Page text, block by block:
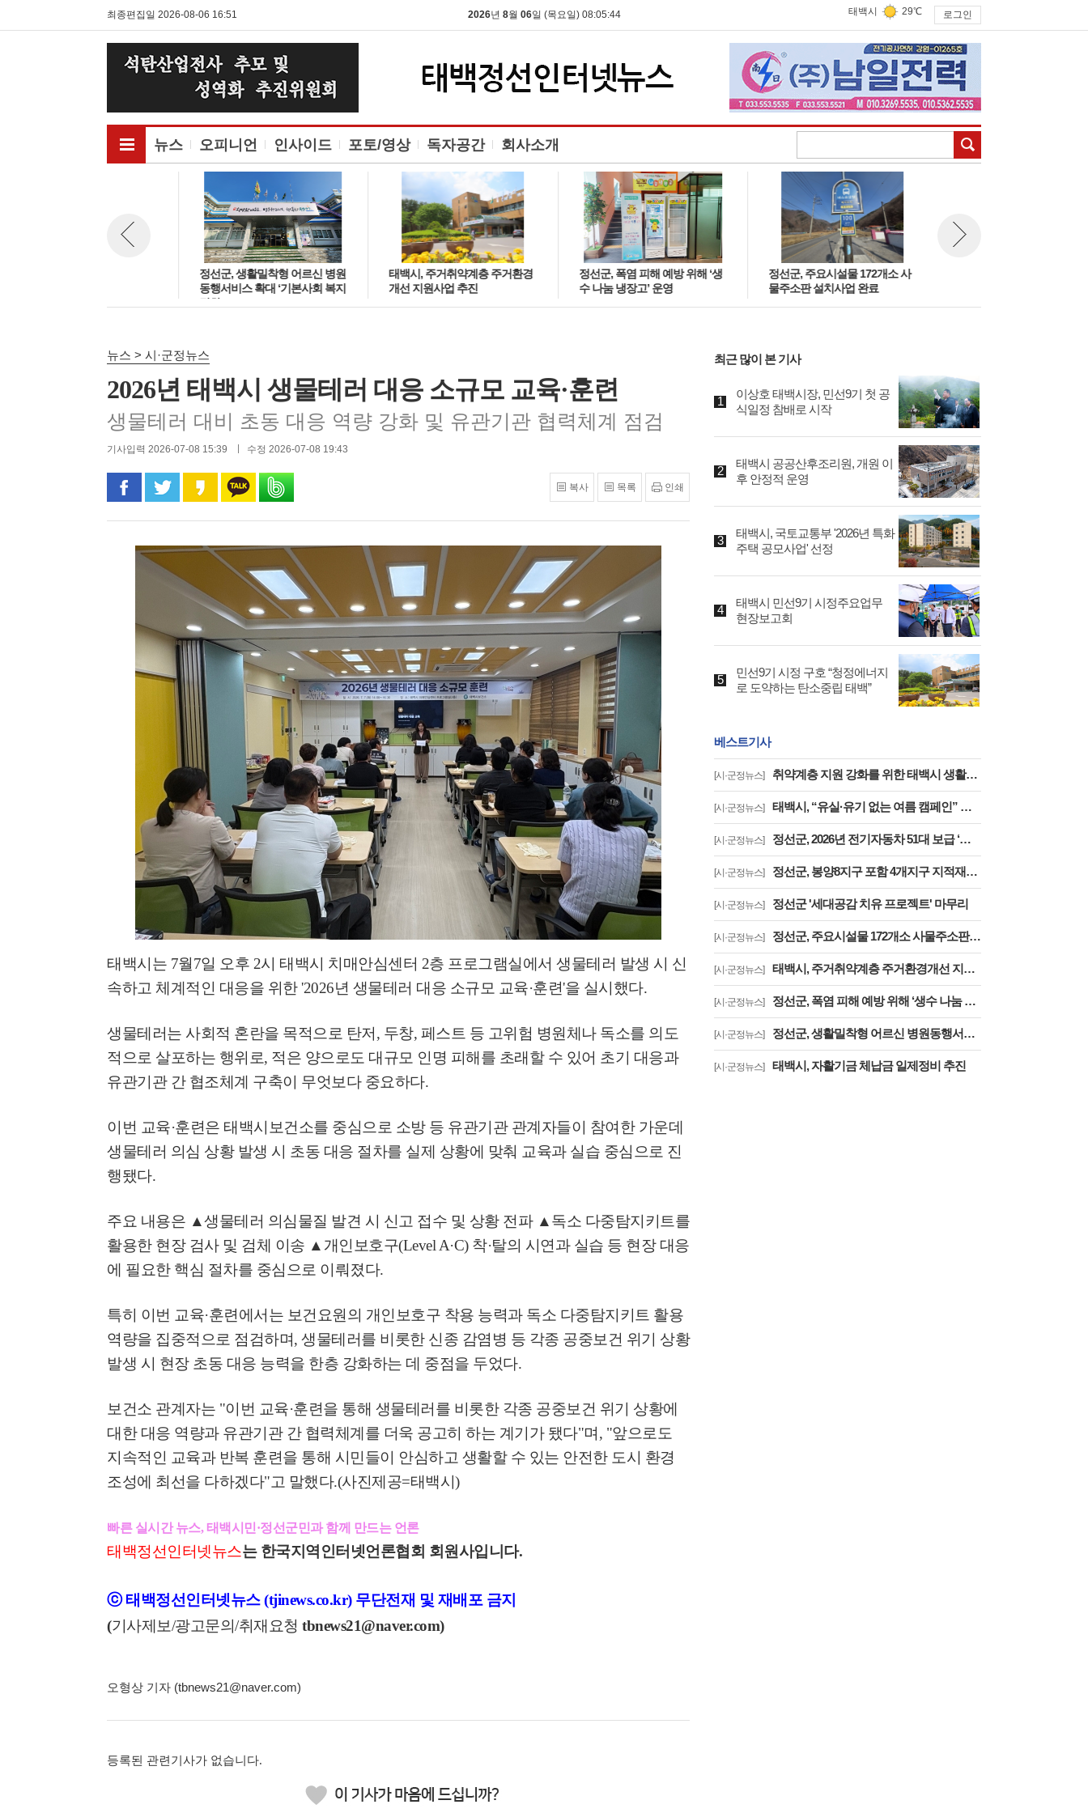
최종편집일 2026-08-06 16:51 2026년 8월 06일 (목요일) 08:05:44 태백시 29℃ 로그인
뉴스 오피니언 인사이드 포토/영상 독자공간 회사소개
전체메뉴보기
정선군, 생활밀착형 어르신 병원
동행서비스 확대 ‘기본사회 복지
강화’
태백시, 주거취약계층 주거환경
개선 지원사업 추진
정선군, 폭염 피해 예방 위해 ‘생
수 나눔 냉장고’ 운영
정선군, 주요시설물 172개소 사
물주소판 설치사업 완료
뉴스 > 시·군정뉴스
2026년 태백시 생물테러 대응 소규모 교육·훈련
생물테러 대비 초동 대응 역량 강화 및 유관기관 협력체계 점검
기사입력 2026-07-08 15:39 수정 2026-07-08 19:43
페이스북으로 공유
트위터로 공유카카오 스토리로 공유
카카오톡으로 공유
복사 목록 인쇄
태백시는 7월7일 오후 2시 태백시 치매안심센터 2층 프로그램실에서 생물테러 발생 시 신
속하고 체계적인 대응을 위한'2026년 생물테러 대응 소규모 교육·훈련'을 실시했다.
생물테러는 사회적 혼란을 목적으로 탄저 , 두창, 페스트 등 고위험 병원체나 독소를 의도
적으로 살포하는 행위로, 적은 양으로도 대규모 인명 피해를 초래할 수 있어 초기 대응과
유관기관 간 협조체계 구축이 무엇보다 중요하다.
이번 교육·훈련은 태백시보건소를 중심으로 소방 등 유관기관 관계자들이 참여한 가운데
생물테러 의심 상황 발생 시 초동 대응 절차를 실제 상황에 맞춰 교육과 실습 중심으로 진
행됐다.
주요 내용은 ▲생물테러 의심물질 발견 시 신고 접수 및 상황 전파 ▲독소 다중탐지키트를
활용한 현장 검사 및 검체 이송 ▲ 개인보호구(Level A·C) 착·탈의 시연과 실습 등 현장 대응
에 필요한 핵심 절차를 중심으로 이뤄졌다.
특히 이번 교육·훈련에서는 보건요원의 개인보호구 착용 능력과 독소 다중탐지키트 활용
역량을 집중적으로 점검하며, 생물테러를 비롯한 신종 감염병 등 각종 공중보건 위기 상황
발생 시 현장 초동 대응 능력을 한층 강화하는 데 중점을 두었다.
보건소 관계자는 "이번 교육·훈련을 통해 생물테러를 비롯한 각종 공중보건 위기 상황에
대한 대응 역량과 유관기관 간 협력체계를 더욱 공고히 하는 계기가 됐다"며 , "앞으로도
지속적인 교육과 반복 훈련을 통해 시민들이 안심하고 생활할 수 있는 안전한 도시 환경
조성에 최선을 다하겠다"고 말했다.(사진제공=태백시 )
빠른 실시간 뉴스, 태백시민·정선군민과 함께 만드는 언론
태백정선인터넷뉴스는 한국지역인터넷언론협회 회원사입니다.
ⓒ 태백정선인터넷뉴스 (tjinews.co.kr) 무단전재 및 재배포 금지
(기사제보/광고문의/취재요청 tbnews21@naver.com)
오형상 기자 (tbnews21@naver.com)
등록된 관련기사가 없습니다.
최근 많이 본 기사
이상호 태백시장, 민선9기 첫 공
식일정 참배로 시작
태백시 공공산후조리원, 개원 이
후 안정적 운영
태백시, 국토교통부 '2026년 특화
주택 공모사업' 선정
태백시 민선9기 시정주요업무
현장보고회
민선9기 시정 구호 “청정에너지
로 도약하는 탄소중립 태백”
베스트기사
[시·군정뉴스] 취약계층 지원 강화를 위한 태백시 생활보장위원회 심의회 개최
[시·군정뉴스] 태백시, “유실·유기 없는 여름 캠페인” 추진
[시·군정뉴스] 정선군, 2026년 전기자동차 51대 보급 ‘친환경 교통 전환 지원 확대’
[시·군정뉴스] 정선군, 봉양8지구 포함 4개지구 지적재조사 완료 ‘토지 경계 바로잡고 주민 불편 해소’
[시·군정뉴스] 정선군 '세대공감 치유 프로젝트' 마무리
[시·군정뉴스] 정선군, 주요시설물 172개소 사물주소판 설치사업 완료
[시·군정뉴스] 태백시, 주거취약계층 주거환경개선 지원사업 추진
[시·군정뉴스] 정선군, 폭염 피해 예방 위해 ‘생수 나눔 냉장고’ 운영
[시·군정뉴스] 정선군, 생활밀착형 어르신 병원동행서비스 확대 ‘기본사회 복지 강화’
[시·군정뉴스] 태백시, 자활기금 체납금 일제정비 추진